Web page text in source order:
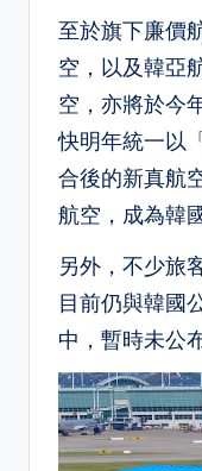
至於旗下廉價
空，以及韓亞
空，亦將於今
快明年統一以
合後的新真航
航空，成為韓
另外，不少旅
目前仍與韓國
中，暫時未公